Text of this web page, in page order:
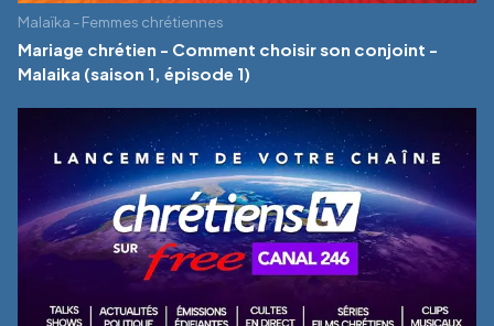
Malaïka - Femmes chrétiennes
Mariage chrétien - Comment choisir son conjoint -
Malaika (saison 1, épisode 1)